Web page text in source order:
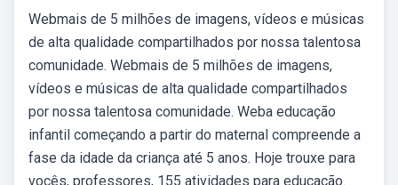
Webmais de 5 milhões de imagens, vídeos e músicas
de alta qualidade compartilhados por nossa talentosa
comunidade. Webmais de 5 milhões de imagens,
vídeos e músicas de alta qualidade compartilhados
por nossa talentosa comunidade. Weba educação
infantil começando a partir do maternal compreende a
fase da idade da criança até 5 anos. Hoje trouxe para
vocês, professores, 155 atividades para educação.